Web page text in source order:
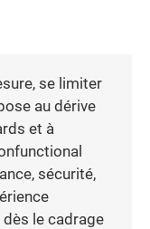
se limiter
au dérive
et à
sécurité,
le cadrage